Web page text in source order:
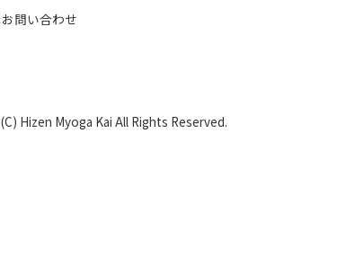
お問い合わせ
(C) Hizen Myoga Kai All Rights Reserved.